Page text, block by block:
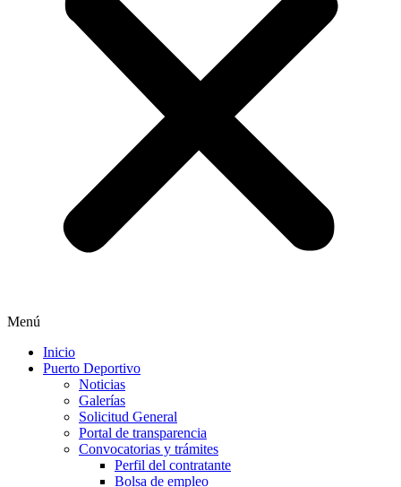
Menú
Inicio
Puerto Deportivo
Noticias
Galerías
Solicitud General
Portal de transparencia
Convocatorias y trámites
Perfil del contratante
Bolsa de empleo